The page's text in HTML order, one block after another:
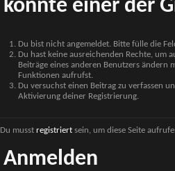
könnte einer der
Du bist nicht angemeldet. Bitte fülle die
Du hast keine ausreichenden Rechte, um
Beiträge eines anderen Benutzers
Funktionen aufrufst.
Du versuchst einen Beitrag zu verfassen
Aktivierung deiner Registrierung.
Du musst registriertsein, um diese Seite
Anmelden